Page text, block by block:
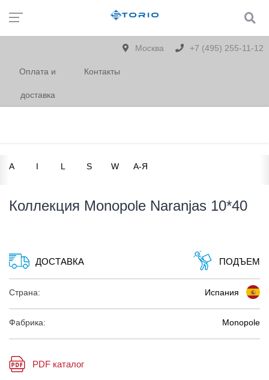
Москва +7 (495) 255-11-12
Оплата и
доставка
Контакты
A I L S W А-Я
Коллекция Monopole Naranjas 10*40
ДОСТАВКА ПОДЪЕМ
Страна: Испания
Фабрика: Monopole
PDF каталог